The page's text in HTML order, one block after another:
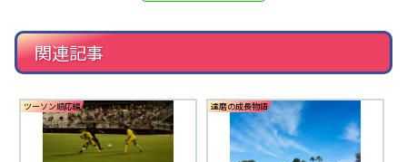
関連記事
ツーソン順応編 達磨の成長物語